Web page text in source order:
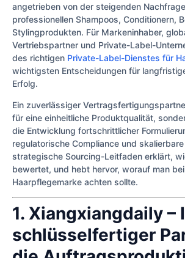
angetrieben von der steigenden
professionellen Shampoos, Conditionern,
Stylingprodukten. Für Markeninhaber,
Vertriebspartner und Private-Label-
des richtigen Private-Label-Dienstes für
wichtigsten Entscheidungen für
Erfolg.
Ein zuverlässiger
für eine einheitliche Produktqualität,
die Entwicklung fortschrittlicher
regulatorische Compliance und
strategische Sourcing-Leitfaden erklärt,
bewertet, und hebt hervor, worauf man
Haarpflegemarke achten sollte.
1. Xiangxiangdaily –
schlüsselfertiger